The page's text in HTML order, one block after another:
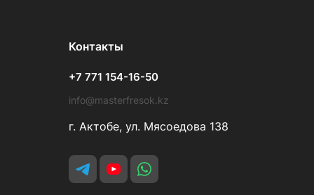
Контакты
+7 771 154-16-50
info@masterfresok.kz
г. Актобе, ул. Мясоедова 138